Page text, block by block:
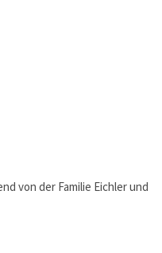
von der Familie Eichler und